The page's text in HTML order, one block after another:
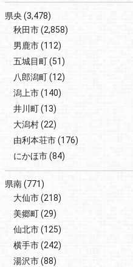
県央 (3,478)
秋田市(2,858)
男鹿市(112)
五城目町(51)
八郎潟町(12)
潟上市(140)
井川町(13)
大潟村(22)
由利本荘市(176)
にかほ市(84)
県南(771)
大仙市(218)
美郷町(29)
仙北市(125)
横手市(242)
湯沢市(88)